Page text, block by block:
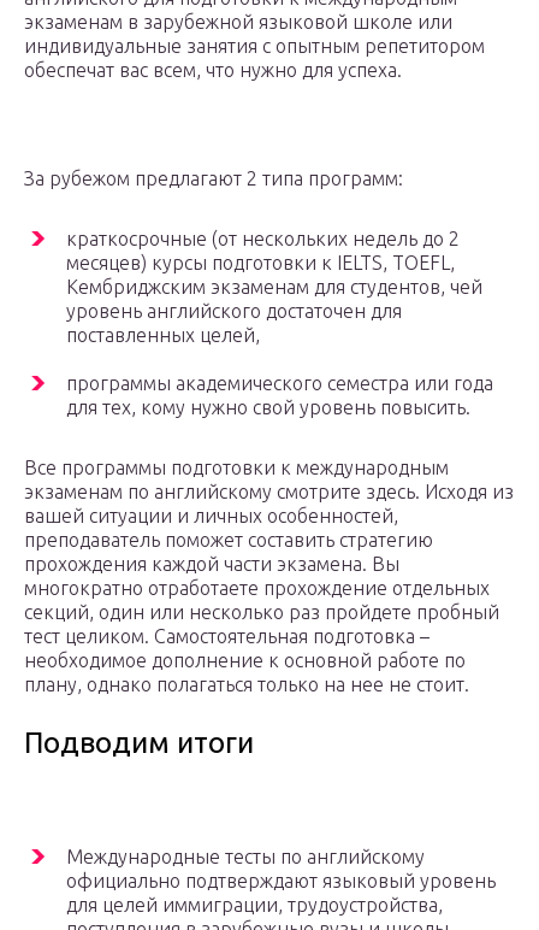
экзаменам в зарубежной языковой школе или
индивидуальные занятия с опытным репетитором
обеспечат вас всем, что нужно для успеха.
За рубежом предлагают 2 типа программ:
краткосрочные (от нескольких недель до 2
месяцев) курсы подготовки к IELTS, TOEFL,
Кембриджским экзаменам для студентов, чей
уровень английского достаточен для
поставленных целей,
программы академического семестра или года
для тех, кому нужно свой уровень повысить.
Все программы подготовки к международным
экзаменам по английскому смотрите здесь. Исходя из
вашей ситуации и личных особенностей,
преподаватель поможет составить стратегию
прохождения каждой части экзамена. Вы
многократно отработаете прохождение отдельных
секций, один или несколько раз пройдете пробный
тест целиком. Самостоятельная подготовка –
необходимое дополнение к основной работе по
плану, однако полагаться только на нее не стоит.
Подводим итоги
Международные тесты по английскому
официально подтверждают языковый уровень
для целей иммиграции, трудоустройства,